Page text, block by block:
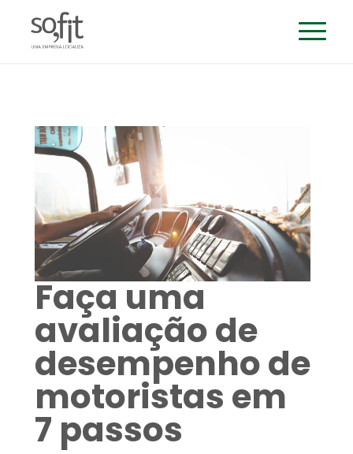
Faça uma
avaliação de
desempenho de
motoristas em
7 passos